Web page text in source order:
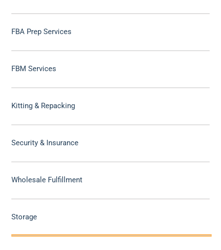
FBA Prep Services
FBM Services
Kitting & Repacking
Security & Insurance
Wholesale Fulfillment
Storage